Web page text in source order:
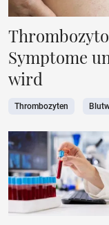
Symptome
wird
Thrombozyten